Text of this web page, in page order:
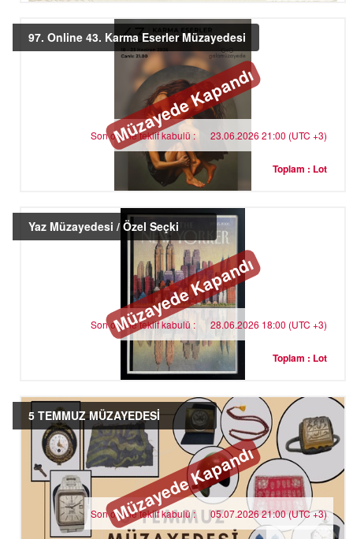
97. Online 43. Karma Eserler Müzayedesi
Müzayede Kapandı
Son online teklif kabulü : 23.06.2026 21:00 (UTC +3)
Toplam : Lot
Yaz Müzayedesi / Özel Seçki
Müzayede Kapandı
Son online teklif kabulü : 28.06.2026 18:00 (UTC +3)
Toplam : Lot
5 TEMMUZ MÜZAYEDESİ
Müzayede Kapandı
Son online teklif kabulü : 05.07.2026 21:00 (UTC +3)